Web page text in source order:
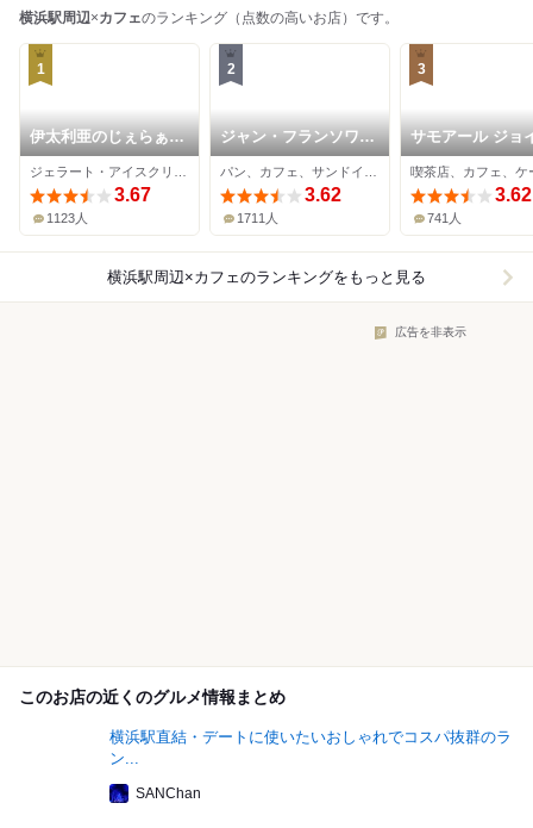
横浜駅周辺×カフェのランキング（点数の高いお店）です。
1
伊太利亜のじぇらぁと
や
3.67
1123人
2
ジャン・フランソワ
横浜ポルタ
3.62
1711人
3
サモアール ジョ
ス本店
喫茶店、カフェ、ケ
3.62
741人
横浜駅周辺×カフェのランキングをもっと見る
広告を非表示
このお店の近くのグルメ情報まとめ
横浜駅直結・デートに使いたいおしゃれでコスパ抜群のラ
ン...
SANChan